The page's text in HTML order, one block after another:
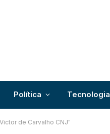
Política Tecnologia
de Carvalho CNJ"